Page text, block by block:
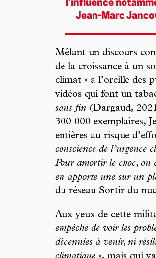
l’influence
Jean-Marc
Mêlant un discours
de la croissance à un
climat » a l’oreille des
vidéos qui font un
sans fin (Dargaud,
300 000 exemplaires,
entières au risque
conscience de l’urgence
Pour amortir le choc, on
en apporte une sur un
du réseau Sortir du
Aux yeux de cette
empêche de voir les
décennies à venir, ni